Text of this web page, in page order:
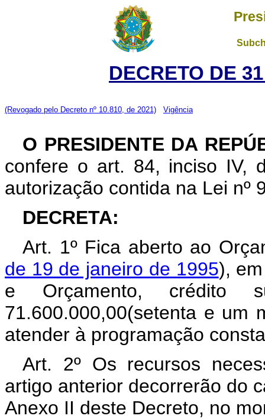
DECRETO DE
(Revogado pelo Decreto nº 10.810, de 2021) Vigência
O PRESIDENTE DA
confere o art. 84, inciso IV,
autorização contida na Lei nº
DECRETA:
Art. 1º Fica aberto ao
de 19 de janeiro de 1995),
e Orçamento, crédito
71.600.000,00(setenta e um
atender à programação
Art. 2º Os recursos
artigo anterior decorrerão do
Anexo II deste Decreto, no